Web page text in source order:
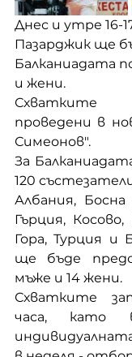
Днес и утре 16-
Пазарджик ще
Балканиадата
и жени.
проведени в
Симеонов".
За
120
Албания,
Гърция,
Гора, Турция и
ще бъде
мъже и 14 жени.
Схватките
часа, като